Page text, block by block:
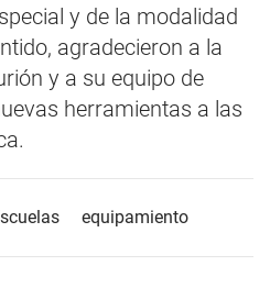
y de la modalidad
agradecieron a la
y a su equipo de
herramientas a las
equipamiento